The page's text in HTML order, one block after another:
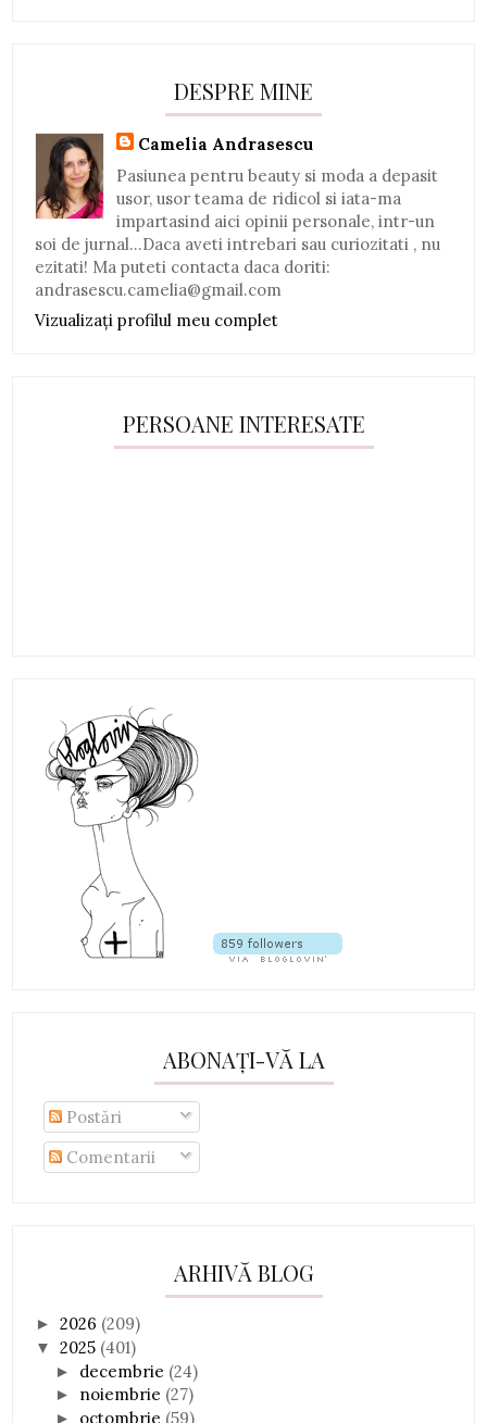
DESPRE MINE
Camelia Andrasescu
Pasiunea pentru beauty si moda a depasit
usor, usor teama de ridicol si iata-ma
impartasind aici opinii personale, intr-un
soi de jurnal...Daca aveti intrebari sau curiozitati , nu
ezitati! Ma puteti contacta daca doriti:
andrasescu.camelia@gmail.com
Vizualizați profilul meu complet
PERSOANE INTERESATE
ABONAȚI-VĂ LA
Postări
Comentarii
ARHIVĂ BLOG
►2026 (209)
▼2025 (401)
► decembrie (24)
► noiembrie (27)
► octombrie (59)